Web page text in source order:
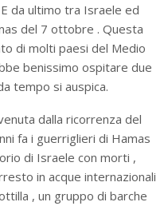
da ultimo tra Israele ed
del 7 ottobre . Questa
di molti paesi del Medio
benissimo ospitare due
tempo si auspica.
dalla ricorrenza del
fa i guerriglieri di Hamas
di Israele con morti ,
in acque internazionali
, un gruppo di barche